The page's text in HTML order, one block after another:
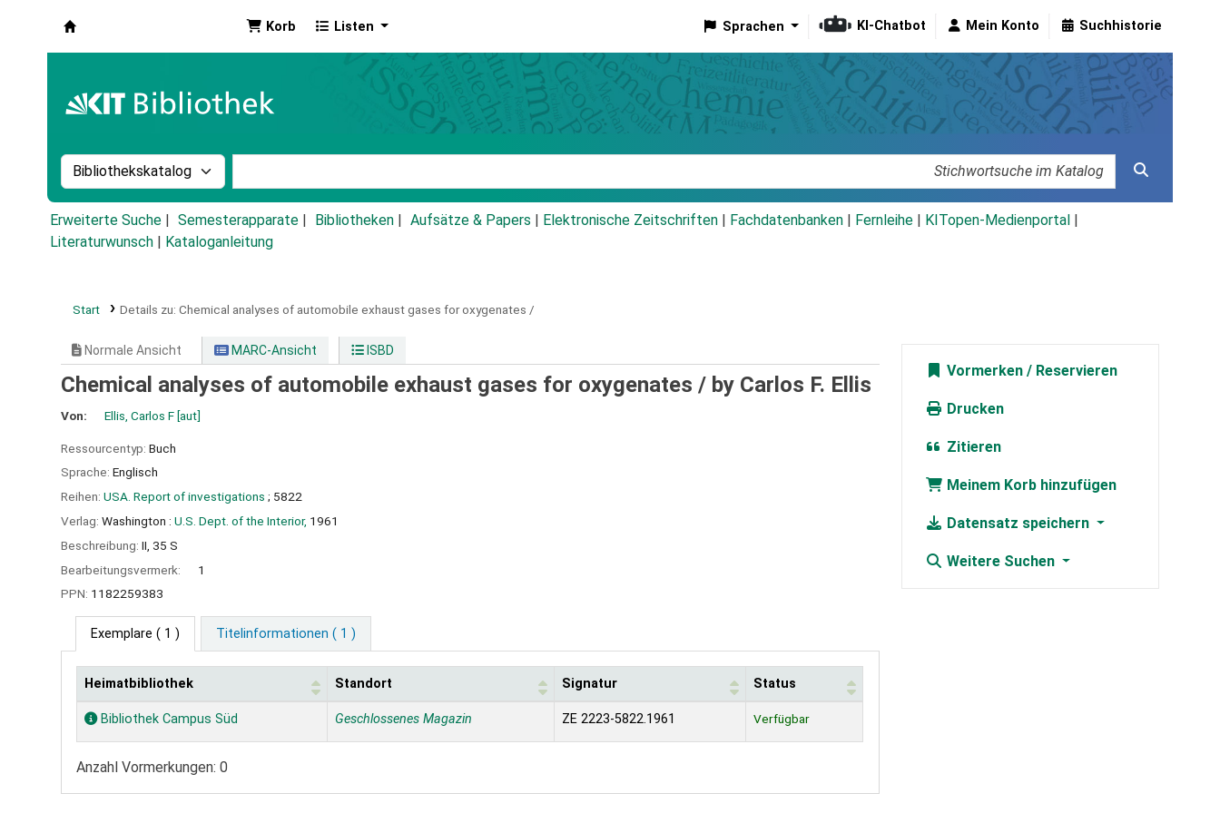
Korb Listen Sprachen KI-Chatbot Mein Konto Suchhistorie
Suche im Katalog nach:
Erweiterte Suche Semesterapparate Bibliotheken Aufsätze & Papers Elektronische Zeitschriften Fachdatenbanken Fernleihe KITopen-Medienportal
Literaturwunsch
Kataloganleitung
Start Details zu: Chemical analyses of automobile exhaust gases for oxygenates /
Normale Ansicht MARC-Ansicht ISBD
Chemical analyses of automobile exhaust gases for oxygenates / by Carlos F. Ellis
Von: Ellis, Carlos F[aut]
Ressourcentyp: Buch
Sprache: Englisch
Reihen: USA. Report of investigations ; 5822
Verlag: Washington : U.S. Dept. of the Interior, 1961
Beschreibung: II, 35 S
Bearbeitungsvermerk:
1
PPN: 1182259383
Exemplare ( 1 ) Titelinformationen ( 1 )
Exemplare
Heimatbibliothek Standort Signatur Status
Bibliothek Campus Süd Geschlossenes Magazin ZE 2223-5822.1961 Verfügbar
Anzahl Vormerkungen: 0
Vormerken
Drucken
Zitieren
Meinem Korb hinzufügen
Datensatz speichern
Weitere Suchen